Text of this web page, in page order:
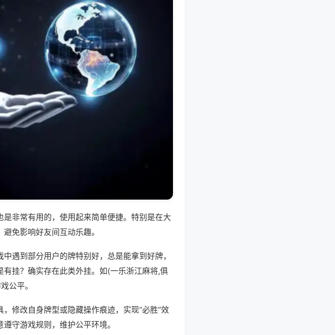
非常有用的，使用起来简单便捷。特别是在大
免影响好友间互动乐趣。
遇到部分用户的牌特别好，总是能拿到好牌，
挂？确实存在此类外挂。如(一乐浙江麻将,俱
公平。
修改自身牌型或隐藏操作痕迹，实现“必胜”效
守游戏规则，维护公平环境。